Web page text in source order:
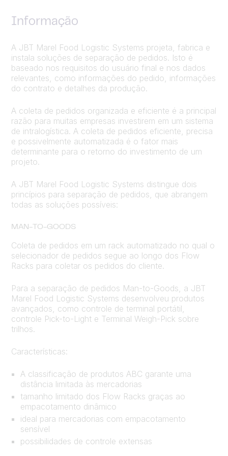
Informação
A JBT Marel Food Logistic Systems projeta, fabrica e
instala soluções de separação de pedidos. Isto é
baseado nos requisitos do usuário final e nos dados
relevantes, como informações do pedido, informações
do contrato e detalhes da produção.
A coleta de pedidos organizada e eficiente é a principal
razão para muitas empresas investirem em um sistema
de intralogística. A coleta de pedidos eficiente, precisa
e possivelmente automatizada é o fator mais
determinante para o retorno do investimento de um
projeto.
A JBT Marel Food Logistic Systems distingue dois
princípios para separação de pedidos, que abrangem
todas as soluções possíveis:
MAN-TO-GOODS
Coleta de pedidos em um rack automatizado no qual o
selecionador de pedidos segue ao longo dos Flow
Racks para coletar os pedidos do cliente.
Para a separação de pedidos Man-to-Goods, a JBT
Marel Food Logistic Systems desenvolveu produtos
avançados, como controle de terminal portátil,
controle Pick-to-Light e Terminal Weigh-Pick sobre
trilhos.
Características:
A classificação de produtos ABC garante uma
distância limitada às mercadorias
tamanho limitado dos Flow Racks graças ao
empacotamento dinâmico
ideal para mercadorias com empacotamento
sensível
possibilidades de controle extensas